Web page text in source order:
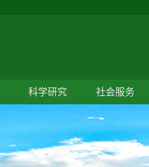
科学研究 社会服务